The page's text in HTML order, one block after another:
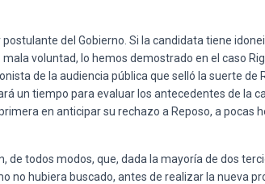
del Gobierno. Si la candidata tiene
voluntad, lo hemos demostrado en el caso
de la audiencia pública que selló la suerte de
un tiempo para evaluar los antecedentes de la
en anticipar su rechazo a Reposo, a pocas
de todos modos, que, dada la mayoría de dos
no hubiera buscado, antes de realizar la nueva